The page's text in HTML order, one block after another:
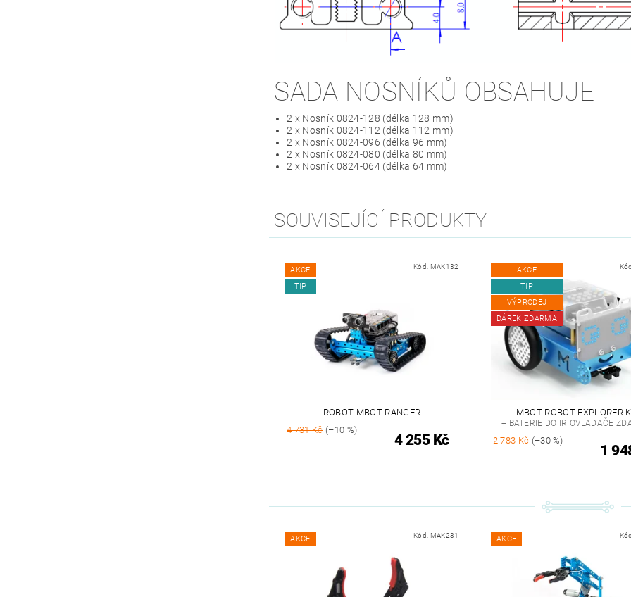
SADA NOSNÍKŮ OBSAHUJE
2 x Nosník 0824-128 (délka 128 mm)
2 x Nosník 0824-112 (délka 112 mm)
2 x Nosník 0824-096 (délka 96 mm)
2 x Nosník 0824-080 (délka 80 mm)
2 x Nosník 0824-064 (délka 64 mm)
SOUVISEJÍCÍ PRODUKTY
AKCE
TIP
Kód: MAK132
ROBOT MBOT RANGER
4 731 Kč(–10 %)
4 255 Kč
AKCE
TIP
VÝPRODEJ
DÁREK ZDARMA
MBOT ROBOT EXPLORER
+ BATERIE DO IR OVLADAČE
2 783 Kč(–30 %)
1
AKCE Kód: MAK231 AKCE